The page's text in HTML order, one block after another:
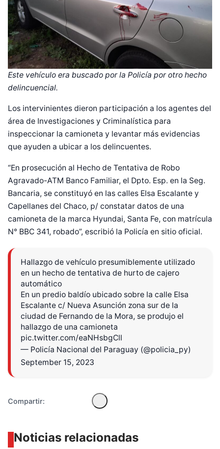
Este vehículo era buscado por la Policía por otro hecho
delincuencial.
Los intervinientes dieron participación a los agentes del
área de Investigaciones y Criminalística para
inspeccionar la camioneta y levantar más evidencias
que ayuden a ubicar a los delincuentes.
“En prosecución al Hecho de Tentativa de Robo
Agravado-ATM Banco Familiar, el Dpto. Esp. en la Seg.
Bancaria, se constituyó en las calles Elsa Escalante y
Capellanes del Chaco, p/ constatar datos de una
camioneta de la marca Hyundai, Santa Fe, con matrícula
N° BBC 341, robado”, escribió la Policía en sitio oficial.
Hallazgo de vehículo presumiblemente utilizado
en un hecho de tentativa de hurto de cajero
automático
En un predio baldío ubicado sobre la calle Elsa
Escalante c/ Nueva Asunción zona sur de la
ciudad de Fernando de la Mora, se produjo el
hallazgo de una camioneta
pic.twitter.com/eaNHsbgCll
— Policía Nacional del Paraguay (@policia_py)
September 15, 2023
Compartir:
Diseñado por Shiro
Noticias relacionadas